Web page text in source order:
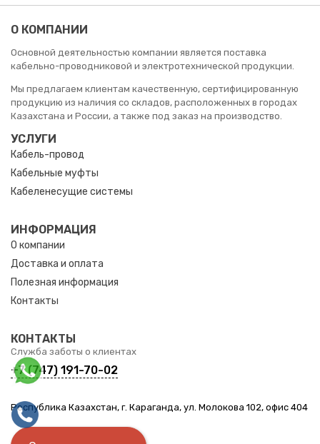
О КОМПАНИИ
Основной деятельностью компании является поставка
кабельно-проводниковой и электротехнической продукции.
Мы предлагаем клиентам качественную, сертифицированную
продукцию из наличия со складов, расположенных в городах
Казахстана и России, а также под заказ на производство.
УСЛУГИ
Кабель-провод
Кабельные муфты
Кабеленесущие системы
ИНФОРМАЦИЯ
О компании
Доставка и оплата
Полезная информация
Контакты
КОНТАКТЫ
Служба заботы о клиентах
+7 (747) 191-70-02
Республика Казахстан, г. Караганда, ул. Молокова 102, офис 404